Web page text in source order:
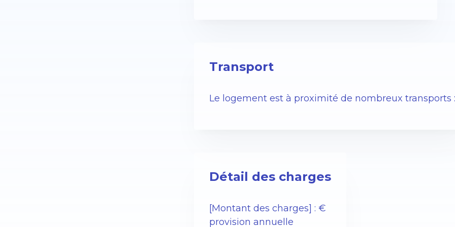
Transport
Le logement est à proximité de nombreux transports :
Détail des charges
[Montant des charges] : €
provision annuelle